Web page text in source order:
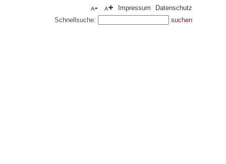
Impressum
Datenschutz
Schnellsuche: